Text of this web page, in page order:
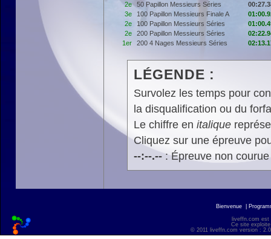
2e
50 Papillon Messieurs Séries
3e
100 Papillon Messieurs Finale A
2e
100 Papillon Messieurs Séries
2e
200 Papillon Messieurs Séries
1er
200 4 Nages Messieurs Séries
LÉGENDE :
Survolez les temps pour
la disqualification ou du
Le chiffre en italique
Cliquez sur une épreuve
--:--.--: Épreuve non
Bienvenue
liveffn.com est
Ce site
© 2011 liveffn.com version :